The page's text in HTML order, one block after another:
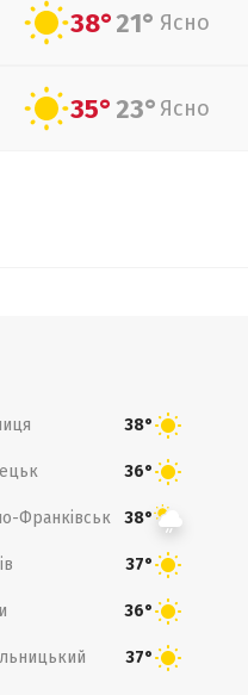
38°21° Ясно
35°23° Ясно
38°
36°
Франківськ 38°
37°
36°
37°